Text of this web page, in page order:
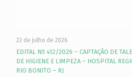
22 de julho de 2026
EDITAL Nº 412/2026 – CAPTAÇÃO DE
DE HIGIENE E LIMPEZA – HOSPITAL
RIO BONITO – RJ